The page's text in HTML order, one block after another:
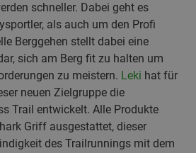
schneller. Dabei geht es
als auch um den Profi
Berggehen stellt dabei eine
sich am Berg fit zu halten um
zu meistern. Leki hat für
neuen Zielgruppe die
Trail entwickelt. Alle Produkte
Griff ausgestattet, dieser
des Trailrunnings mit dem